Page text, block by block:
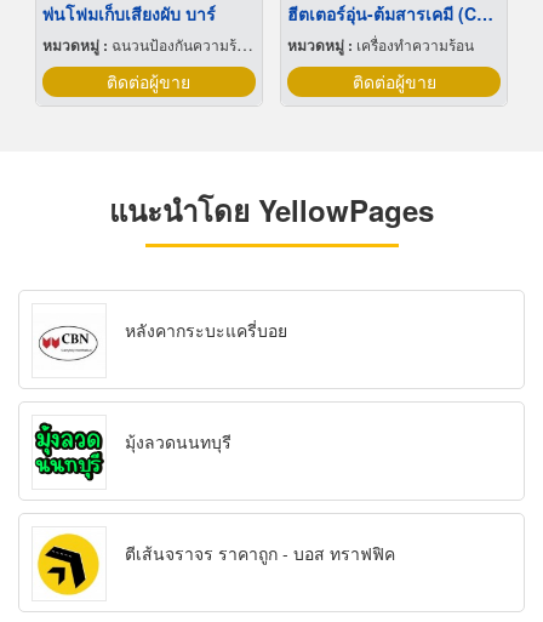
พ่นโฟมเก็บเสียงผับ บาร์
หมวดหมู่ : ฉนวนป้องกันความร้อนและความเย็น
ติดต่อผู้ขาย
ฮีตเตอร์อุ่น-ต้มสารเคมี (Chemical Heater)
หมวดหมู่ : เครื่องทำความร้อน
ติดต่อผู้ขาย
แนะนำโดย YellowPages
หลังคากระบะแครี่บอย
มุ้งลวดนนทบุรี
ตีเส้นจราจร ราคาถูก - บอส ทราฟฟิค